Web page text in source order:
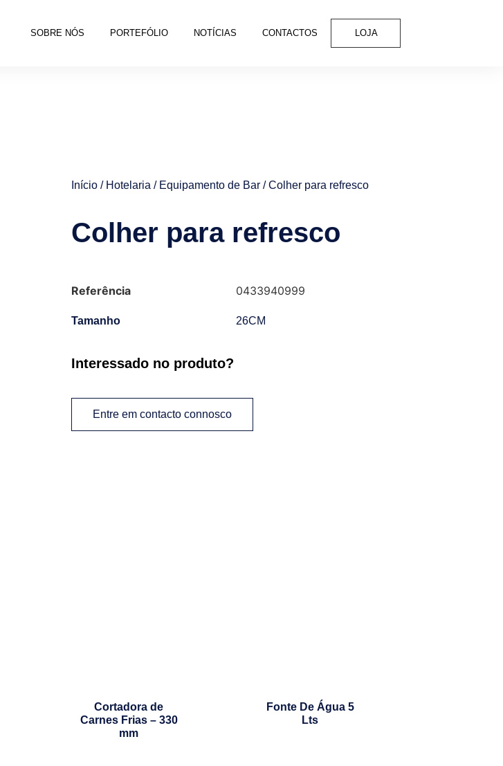
SOBRE NÓS PORTEFÓLIO NOTÍCIAS CONTACTOS LOJA
Início / Hotelaria / Equipamento de Bar / Colher para refresco
Colher para refresco
Referência 0433940999
Tamanho 26CM
Interessado no produto?
Entre em contacto connosco
Cortadora de
Carnes Frias – 330
mm
Fonte De Água 5
Lts